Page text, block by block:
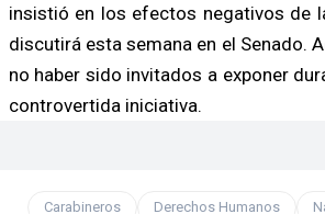
insistió en los efectos negativos de
discutirá esta semana en el Senado.
no haber sido invitados a exponer
controvertida iniciativa.
Carabineros Derechos Humanos